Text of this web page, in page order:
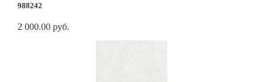
988242
2 000.00 руб.